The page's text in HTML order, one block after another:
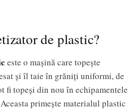
de plastic?
este o mașină care topește
și îl taie în grăniți uniformi, de
fi topeși din nou în echipamentele
primește materialul plastic